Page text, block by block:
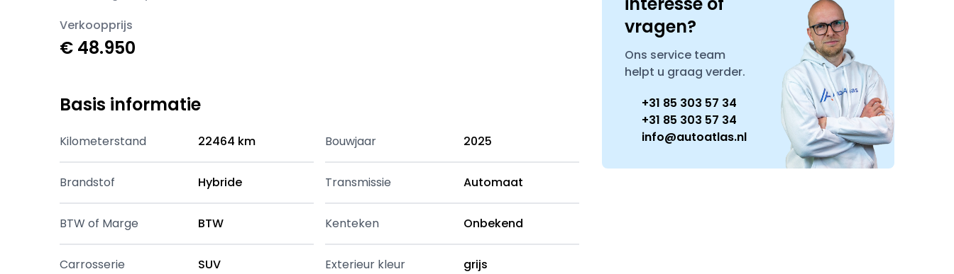
Verkoopprijs
€ 48.950
vragen?
Ons service team
helpt u graag verder.
+31 85 303 57 34
+31 85 303 57 34
info@autoatlas.nl
Basis informatie
Kilometerstand 22464 km Bouwjaar 2025
Brandstof Hybride Transmissie Automaat
BTW of Marge BTW Kenteken Onbekend
Carrosserie SUV Exterieur kleur grijs